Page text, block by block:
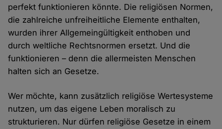
perfekt funktionieren könnte. Die religiösen Normen,
die zahlreiche unfreiheitliche Elemente enthalten,
wurden ihrer Allgemeingültigkeit enthoben und
durch weltliche Rechtsnormen ersetzt. Und die
funktionieren – denn die allermeisten Menschen
halten sich an Gesetze.
Wer möchte, kann zusätzlich religiöse Wertesysteme
nutzen, um das eigene Leben moralisch zu
strukturieren. Nur dürfen religiöse Gesetze in einem